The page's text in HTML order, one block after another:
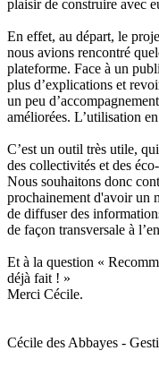
plaisir de construire avec
En effet, au départ, le
nous avions rencontré
plateforme. Face à un
plus d’explications et
un peu
améliorées. L’utilisation
C’est un outil très utile,
des collectivités et des
Nous souhaitons donc
prochainement d'avoir un
de diffuser des
de façon transversale à
Et à la question «
déjà fait ! »
Merci Cécile.
Cécile des Abbayes -